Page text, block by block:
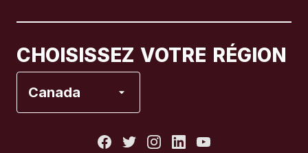
CHOISISSEZ VOTRE RÉGION
Canada
Canada English